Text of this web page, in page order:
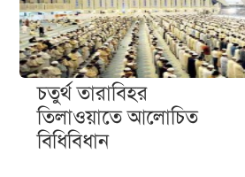
চতুর্থ তারাবিহর
তিলাওয়াতে আলোচিত
বিধিবিধান